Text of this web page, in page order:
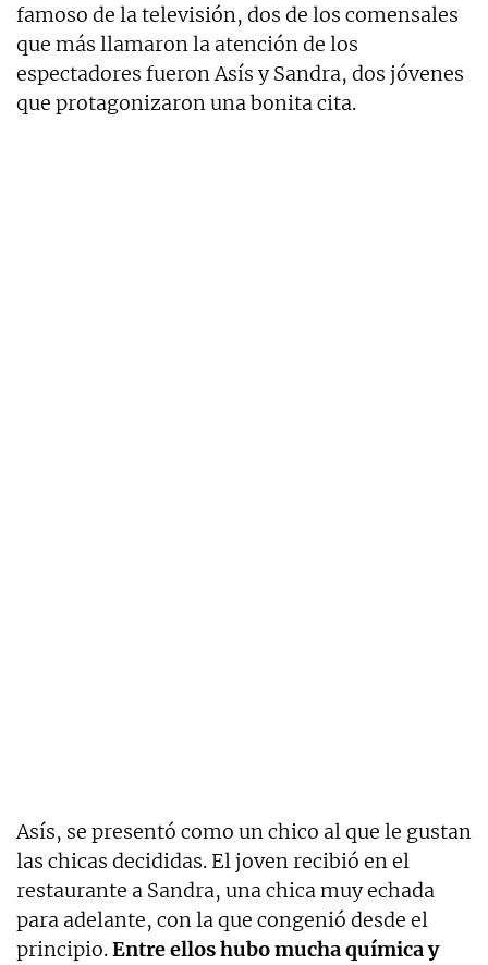
famoso de la televisión, dos de los comensales
que más llamaron la atención de los
espectadores fueron Asís y Sandra, dos jóvenes
que protagonizaron una bonita cita.
Asís, se presentó como un chico al que le gustan
las chicas decididas. El joven recibió en el
restaurante a Sandra, una chica muy echada
para adelante, con la que congenió desde el
principio.Entre ellos hubo mucha química y